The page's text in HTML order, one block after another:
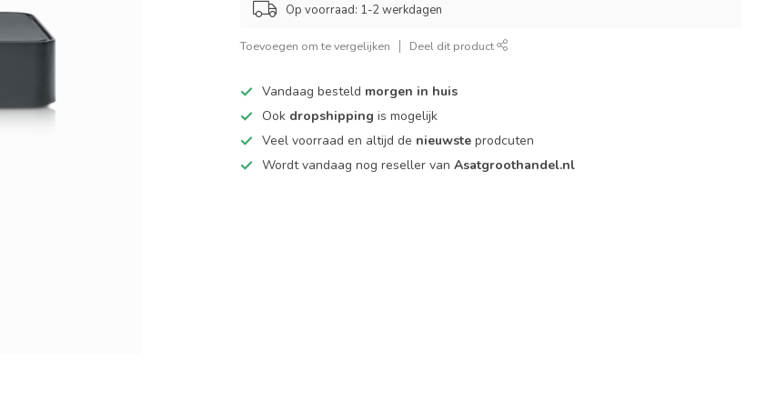
Op voorraad: 1-2 werkdagen
Toevoegen om te vergelijken Deel dit product
Vandaag besteld morgen in huis
Ook dropshipping is mogelijk
Veel voorraad en altijd de nieuwste prodcuten
Wordt vandaag nog reseller vanAsatgroothandel.nl